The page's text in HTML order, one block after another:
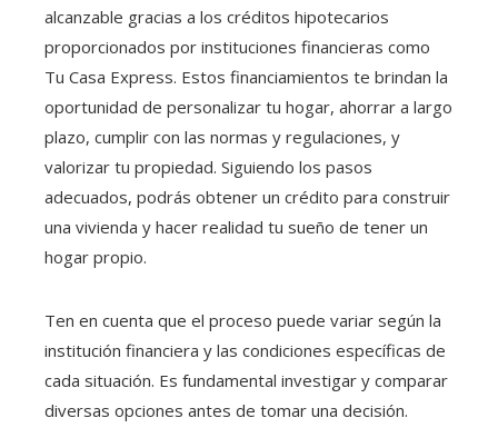
alcanzable gracias a los créditos hipotecarios
proporcionados por instituciones financieras como
Tu Casa Express. Estos financiamientos te brindan la
oportunidad de personalizar tu hogar, ahorrar a largo
plazo, cumplir con las normas y regulaciones, y
valorizar tu propiedad. Siguiendo los pasos
adecuados, podrás obtener un crédito para construir
una vivienda y hacer realidad tu sueño de tener un
hogar propio.
Ten en cuenta que el proceso puede variar según la
institución financiera y las condiciones específicas de
cada situación. Es fundamental investigar y comparar
diversas opciones antes de tomar una decisión.